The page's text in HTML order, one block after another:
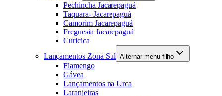
Pechincha Jacarepaguá
Taquara- Jacarepaguá
Camorim Jacarepaguá
Freguesia Jacarepaguá
Curicica
Lançamentos Zona Sul Alternar menu filho
Flamengo
Gávea
Lançamentos na Urca
Laranjeiras